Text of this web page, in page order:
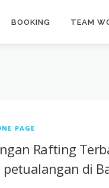
BOOKING TEAM
PAGE
Rafting
di